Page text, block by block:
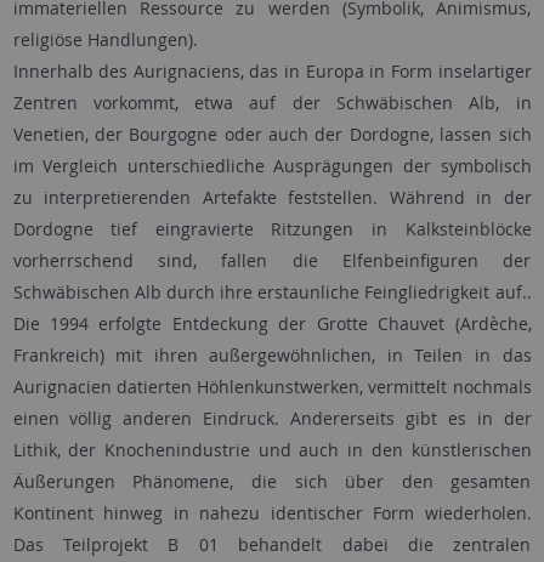
immateriellen Ressource zu werden (Symbolik, Animismus,
religiöse Handlungen).
Innerhalb des Aurignaciens, das in Europa in Form inselartiger
Zentren vorkommt, etwa auf der Schwäbischen Alb, in
Venetien, der Bourgogne oder auch der Dordogne, lassen sich
im Vergleich unterschiedliche Ausprägungen der symbolisch
zu interpretierenden Artefakte feststellen. Während in der
Dordogne tief eingravierte Ritzungen in Kalksteinblöcke
vorherrschend sind, fallen die Elfenbeinfiguren der
Schwäbischen Alb durch ihre erstaunliche Feingliedrigkeit auf..
Die 1994 erfolgte Entdeckung der Grotte Chauvet (Ardèche,
Frankreich) mit ihren außergewöhnlichen, in Teilen in das
Aurignacien datierten Höhlenkunstwerken, vermittelt nochmals
einen völlig anderen Eindruck. Andererseits gibt es in der
Lithik, der Knochenindustrie und auch in den künstlerischen
Äußerungen Phänomene, die sich über den gesamten
Kontinent hinweg in nahezu identischer Form wiederholen.
Das Teilprojekt B 01 behandelt dabei die zentralen